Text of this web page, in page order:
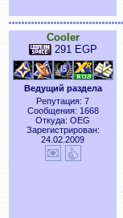
Cooler
291 EGP
Ведущий раздела
Репутация: 7
Сообщения: 1668
Откуда: OEG
Зарегистрирован:
24.02.2009